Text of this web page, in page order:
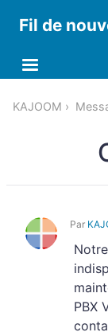
Fil de
KAJOOM
Par
PBX